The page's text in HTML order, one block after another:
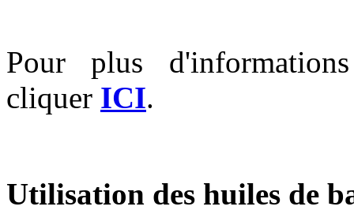
Pour plus
cliquer ICI.
Utilisation des huiles de